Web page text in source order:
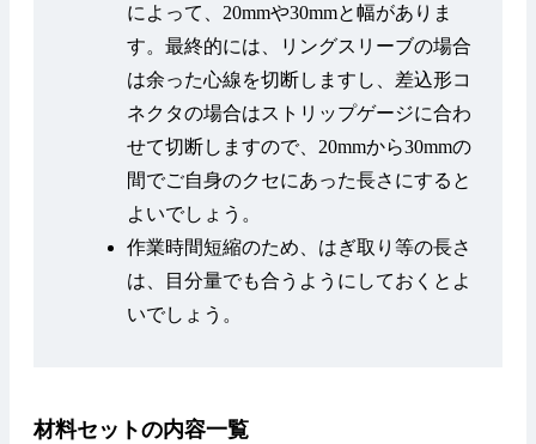
によって、20mmや30mmと幅がありま
す。最終的には、リングスリーブの場合
は余った心線を切断しますし、差込形コ
ネクタの場合はストリップゲージに合わ
せて切断しますので、20mmから30mmの
間でご自身のクセにあった長さにすると
よいでしょう。
作業時間短縮のため、はぎ取り等の長さ
は、目分量でも合うようにしておくとよ
いでしょう。
材料セットの内容一覧